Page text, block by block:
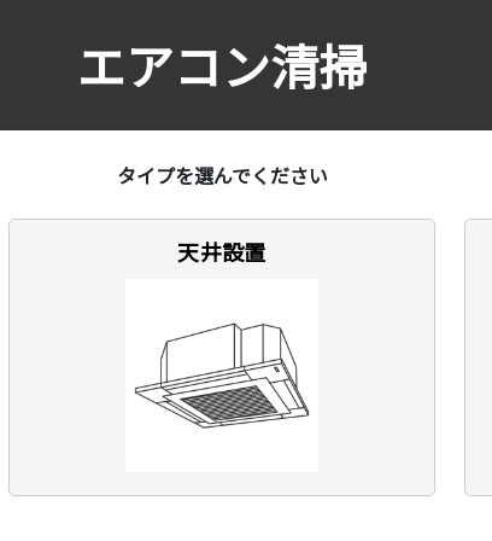
エアコン清掃
タイプを選んでください
天井設置